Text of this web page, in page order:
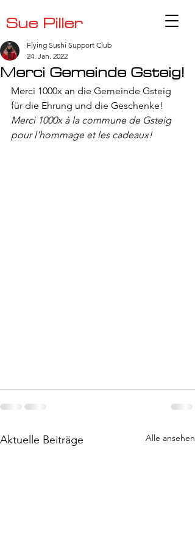
Sue Piller
Merci Gemeinde Gsteig!
Flying Sushi Support Club
24. Jan. 2022
Merci 1000x an die Gemeinde Gsteig
für die Ehrung und die Geschenke!
Merci 1000x à la commune de Gsteig
pour l'hommage et les cadeaux!
Aktuelle Beiträge Alle ansehen